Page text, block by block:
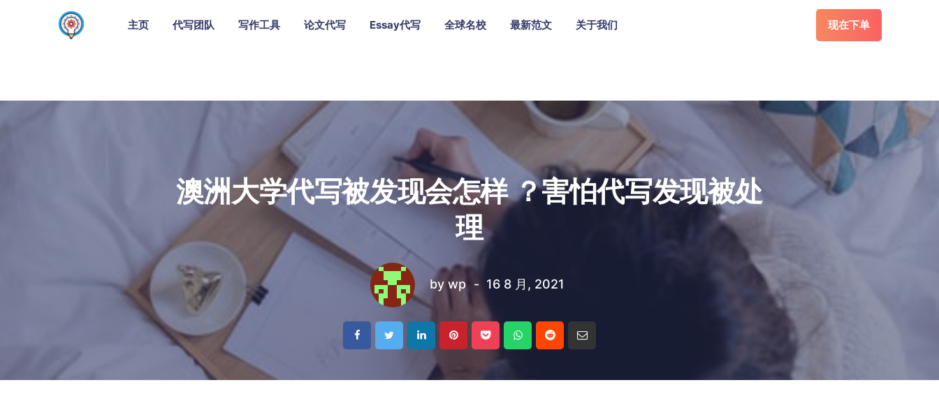
主页 代写团队 写作工具 论文代写 Essay代写 全球名校 最新范文 关于我们 现在下单
澳洲大学代写被发现会怎样 ？害怕代写发现被处
理
by wp 16 8 月, 2021